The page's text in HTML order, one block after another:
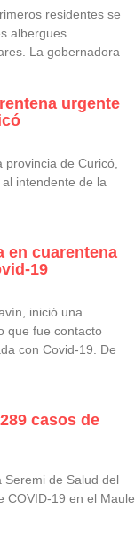
residentes se
albergues
La gobernadora
urgente
de Curicó,
intendente de la
en cuarentena
19
inició una
que fue contacto
con Covid-19. De
casos de
de Salud del
19 en el Maule,